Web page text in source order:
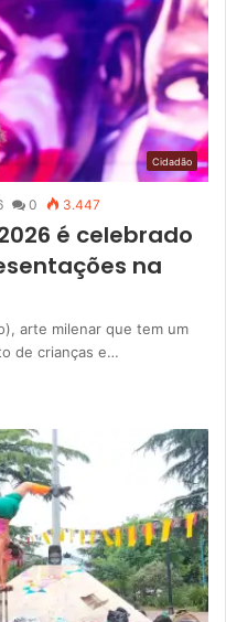
Cidadão
0 3.447
é celebrado
na
arte milenar que tem um
de crianças e…